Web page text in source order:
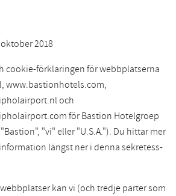
2018
cookie-förklaringen för webbplatserna
www.bastionhotels.com,
och
för Bastion Hotelgroep
"vi" eller "U.S.A."). Du hittar mer
längst ner i denna sekretess-
kan vi (och tredje parter som